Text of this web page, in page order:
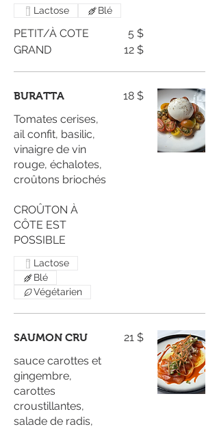
PETIT/À COTE
5 $
GRAND
12 $
Lactose Blé
BURATTA
Tomates cerises,
ail confit, basilic,
vinaigre de vin
rouge, échalotes,
croûtons briochés
CROÛTON À
CÔTE EST
POSSIBLE
18 $
Lactose
Blé
Végétarien
SAUMON CRU
sauce carottes et
gingembre,
carottes
croustillantes,
salade de radis,
21 $